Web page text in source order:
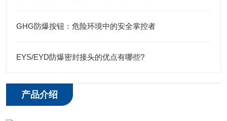
GHG防爆按钮：危险环境中的安全掌控者
EYS/EYD防爆密封接头的优点有哪些?
产品介绍